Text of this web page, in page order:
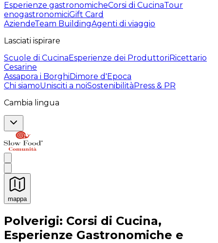
Esperienze gastronomicheCorsi di CucinaTour
enogastronomiciGift Card
AziendeTeam BuildingAgenti di viaggio
Lasciati ispirare
Scuole di CucinaEsperienze dei ProduttoriRicettario
Cesarine
Assapora i BorghiDimore d'Epoca
Chi siamoUnisciti a noiSostenibilitàPress & PR
Cambia lingua
mappa
Esperienze culinarie indimenticabili: Esperienze
Polverigi: Corsi di Cucina,
Esperienze Gastronomiche e